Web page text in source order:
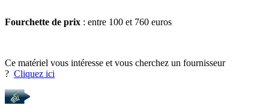
Fourchette de prix : entre 100 et 760 euros
Ce matériel vous intéresse et vous cherchez un fournisseur
? Cliquez ici